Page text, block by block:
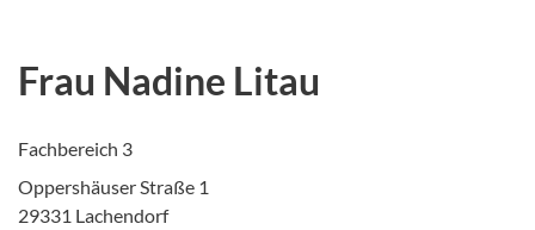
Frau Nadine Litau
Fachbereich 3
Oppershäuser Straße 1
29331 Lachendorf